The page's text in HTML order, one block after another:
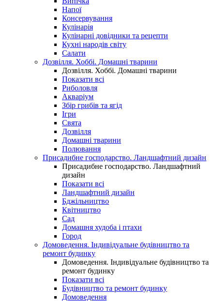
Напої
Консервування
Кулінарія
Кулінарні довідники та рецепти
Кухні народів світу
Салати
Дозвілля. Хоббі. Домашні тварини
Дозвілля. Хоббі. Домашні тварини
Показати всі
Риболовля
Акваріум
Збір грибів та ягід
Ігри
Свята
Дозвілля
Домашні тварини
Полювання
Присадибне господарство. Ландшафтний дизайн
Присадибне господарство. Ландшафтний
дизайн
Показати всі
Ландшафтний дизайн
Бджільництво
Квітництво
Сад
Домашня худоба і птахи
Город
Домоведення. Індивідуальне будівництво та
ремонт будинку
Домоведення. Індивідуальне будівництво та
ремонт будинку
Показати всі
Будівництво та ремонт будинку
Домоведення